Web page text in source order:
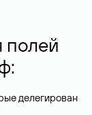
полей
делегирован